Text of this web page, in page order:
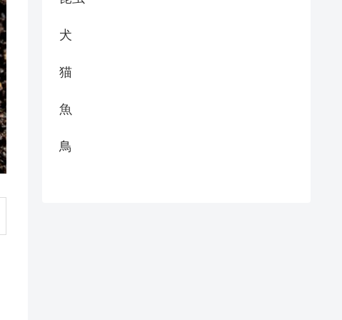
犬
猫
魚
鳥